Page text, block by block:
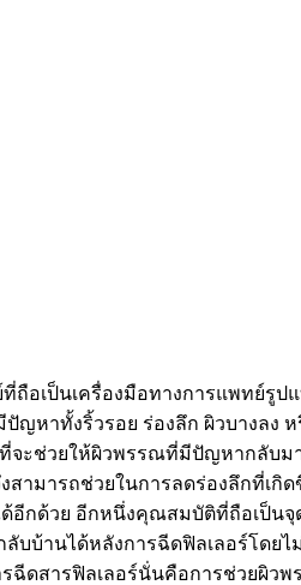
ถือเป็นเครื่องมือทางการแพทย์รู
ญหาทั้งริ้วรอย ร่องลึก ผิวบางล
ะช่วยให้ผิวพรรณที่มีปัญหากลับม
มารถช่วยในการลดร่องลึกที่เกิ
กด้วย อีกหนึ่งคุณสมบัติที่ถือเป็นจุ
ลับบ้านได้หลังการฉีดฟิลเลอร์โด
ดสารฟิลเลอร์นั่นคือการช่วยผิว